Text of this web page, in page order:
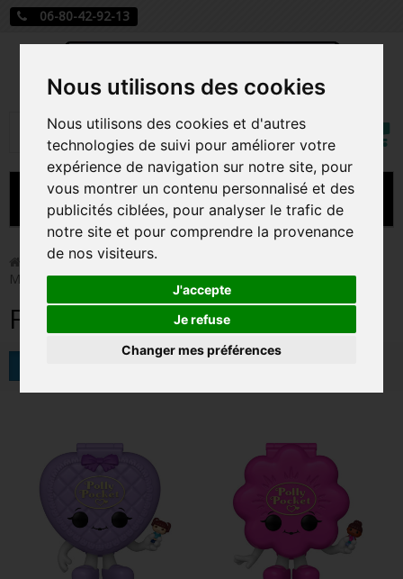
Nous utilisons des cookies
Nous utilisons des cookies et d'autres
technologies de suivi pour améliorer votre
expérience de navigation sur notre site, pour
vous montrer un contenu personnalisé et des
publicités ciblées, pour analyser le trafic de
notre site et pour comprendre la provenance
de nos visiteurs.
J'accepte
Je refuse
Changer mes préférences
06-80-42-92-13
Rechercher
Mon
MENU
CARTE A JOUER
PRÉCOMMANDE FIGURINES POP
FIGURINES POP MANGA
FIGURINES POP DISNEY
FIGURINES POP MARVEL
FIGURINES POP SÉRIE TV
FIGURINES POP AUTRES FILMS
FIGURINES POP SPORTS
FIGURINES POP ANIME
Funko Pop! > Figurine Pop Retro Toys
Mattel
Figurines Pop Mattel